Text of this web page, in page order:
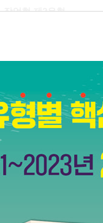
작업형 제2유형
실습
검정 이론
검정 실습
론 및 실습